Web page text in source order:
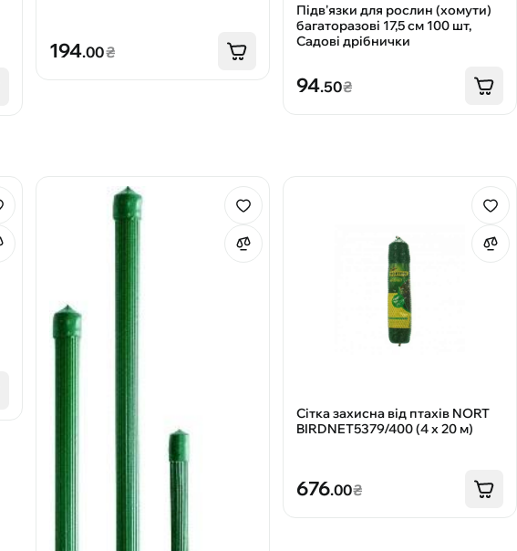
194.00₴
Підв'язки для рослин (хомути)
багаторазові 17,5 см 100 шт,
Садові дрібнички
94.50₴
Сітка захисна від птахів NORT
BIRDNET5379/400 (4 х 20 м)
676.00₴